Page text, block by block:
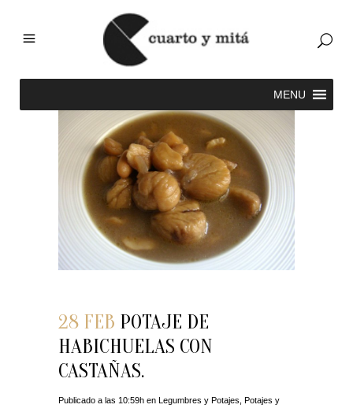
28 FEB POTAJE DE
HABICHUELAS CON
CASTAÑAS.
Publicado a las 10:59h en Legumbres y Potajes Potajes y